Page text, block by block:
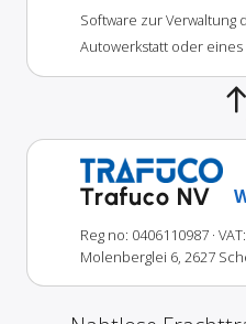
Software zur Verwaltung
Autowerkstatt oder eines
Trafuco NV
Reg no: 0406110987 ·
Molenberglei 6, 2627